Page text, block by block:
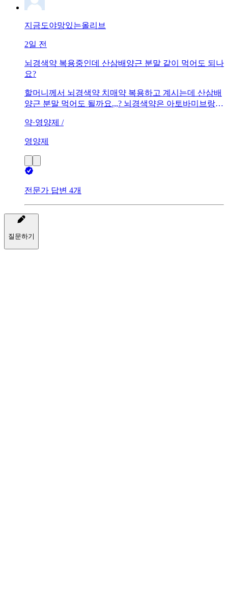
지금도야망있는올리브
2일 전
뇌경색약 복용중인데 산삼배양근 분말 같이 먹어도 되나
요?
할머니께서 뇌경색약 치매약 복용하고 계시는데 산삼배
양근 분말 먹어도 될까요.,,? 뇌경색약은 아토바미브랑
약·영양제 /
영양제
전문가 답변 4개
질문하기